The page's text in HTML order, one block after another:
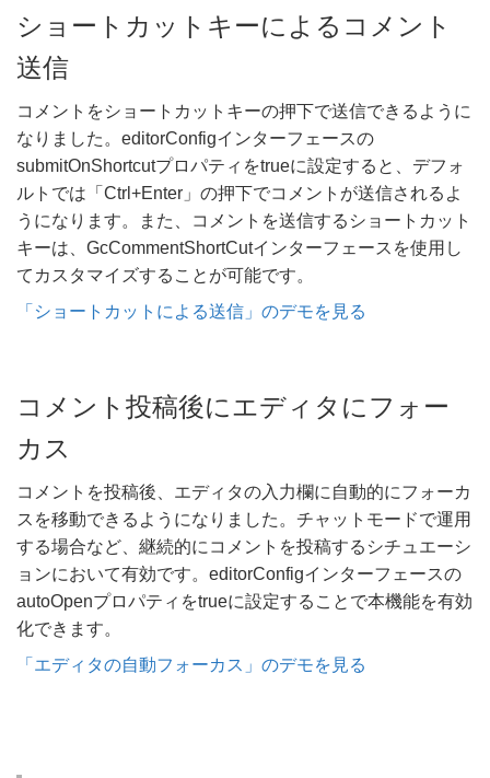
ショートカットキーによるコメント
送信
コメントをショートカットキーの押下で送信できるように
なりました。editorConfigインターフェースの
submitOnShortcut​プロパティをtrueに設定すると、デフォ
ルトでは「Ctrl+Enter」の押下でコメントが送信されるよ
うになります。また、コメントを送信するショートカット
キーは、GcCommentShortCutインターフェースを使用し
てカスタマイズすることが可能です。
「ショートカットによる送信」のデモを見る
コメント投稿後にエディタにフォー
カス
コメントを投稿後、エディタの入力欄に自動的にフォーカ
スを移動できるようになりました。チャットモードで運用
する場合など、継続的にコメントを投稿するシチュエーシ
ョンにおいて有効です。editorConfigインターフェースの
autoOpen​プロパティをtrueに設定することで本機能を有効
化できます。
「エディタの自動フォーカス」のデモを見る